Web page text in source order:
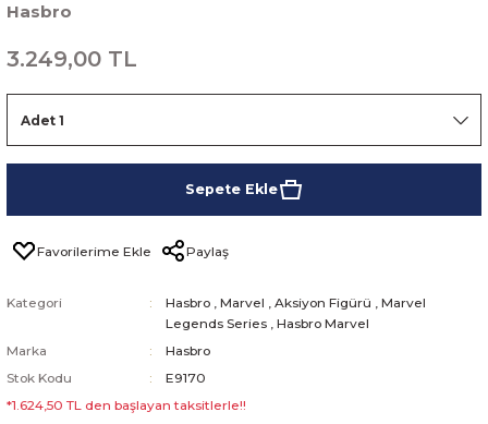
Hasbro
3.249,00 TL
Sepete Ekle
Paylaş
Kategori Hasbro , Marvel , Aksiyon Figürü , Marvel
Legends Series , Hasbro Marvel
Marka
Hasbro
Stok Kodu
E9170
*1.624,50 TL den başlayan taksitlerle!!